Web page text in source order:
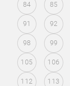
84 85
91 92
98 99
105 106
112 113